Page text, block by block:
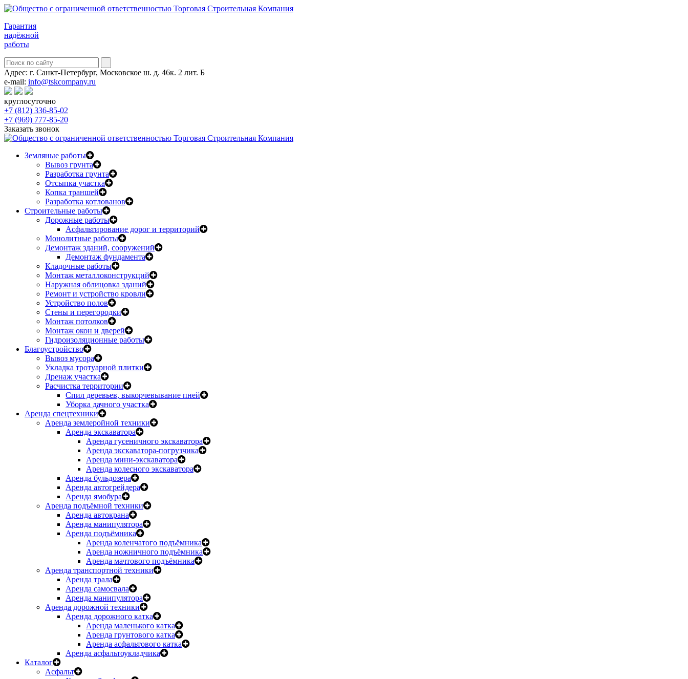
Гарантия
надёжной
работы
Адрес: г. Санкт-Петербург, Московское ш. д. 46к. 2 лит. Б
e-mail: info@tskcompany.ru
круглосуточно
+7 (812) 336-85-02
+7 (969) 777-85-20
Заказать звонок
Земляные работы
Вывоз грунта
Разработка грунта
Отсыпка участка
Копка траншей
Разработка котлованов
Строительные работы
Дорожные работы
Асфальтирование дорог и территорий
Монолитные работы
Демонтаж зданий, сооружений
Демонтаж фундамента
Кладочные работы
Монтаж металлоконструкций
Наружная облицовка зданий
Ремонт и устройство кровли
Устройство полов
Стены и перегородки
Монтаж потолков
Монтаж окон и дверей
Гидроизоляционные работы
Благоустройство
Вывоз мусора
Укладка тротуарной плитки
Дренаж участка
Расчистка территории
Спил деревьев, выкорчевывание пней
Уборка дачного участка
Аренда спецтехники
Аренда землеройной техники
Аренда экскаватора
Аренда гусеничного экскаватора
Аренда экскаватора-погрузчика
Аренда мини-экскаватора
Аренда колесного экскаватора
Аренда бульдозера
Аренда автогрейдера
Аренда ямобура
Аренда подъёмной техники
Аренда автокрана
Аренда манипулятора
Аренда подъёмника
Аренда коленчатого подъёмника
Аренда ножничного подъёмника
Аренда мачтового подъёмника
Аренда транспортной техники
Аренда трала
Аренда самосвала
Аренда манипулятора
Аренда дорожной техники
Аренда дорожного катка
Аренда маленького катка
Аренда грунтового катка
Аренда асфальтового катка
Аренда асфальтоукладчика
Каталог
Асфальт